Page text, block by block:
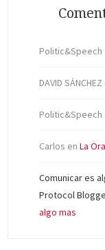
Politic&Speech
DAVID
Politic&Speech
Carlos en La
Comunicar es
Protocol
algo mas